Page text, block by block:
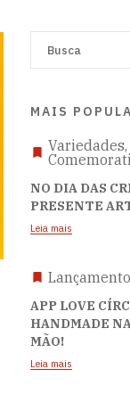
MAIS
Variedades,
NO DIA DAS
PRESENTE
Leia mais
APP LOVE
HANDMADE
MÃO!
Leia mais